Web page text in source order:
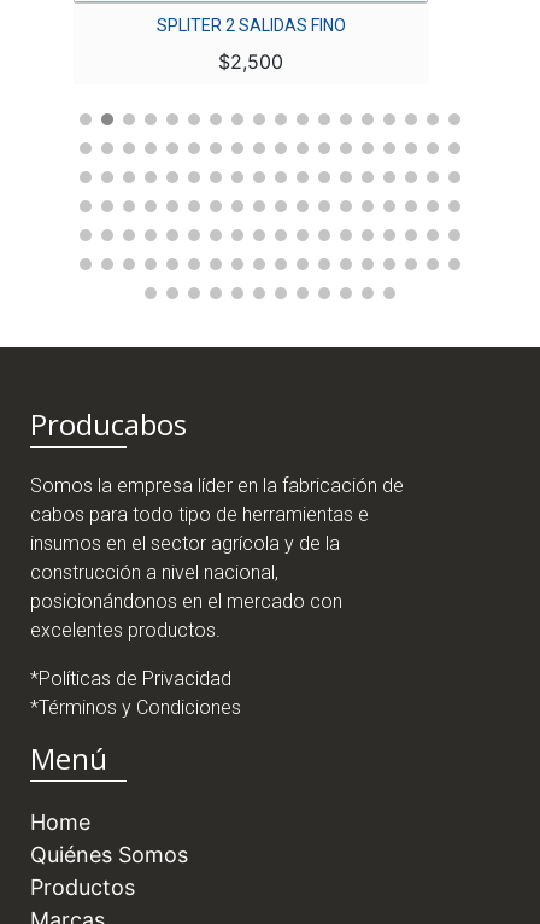
SPLITER 2 SALIDAS FINO
$2,500
Producabos
Somos la empresa líder en la fabricación de
cabos para todo tipo de herramientas e
insumos en el sector agrícola y de la
construcción a nivel nacional,
posicionándonos en el mercado con
excelentes productos.
*Políticas de Privacidad
*Términos y Condiciones
Menú
Home
Quiénes Somos
Productos